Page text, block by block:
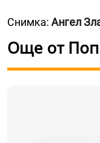
Снимка: Ангел
Още от Поп